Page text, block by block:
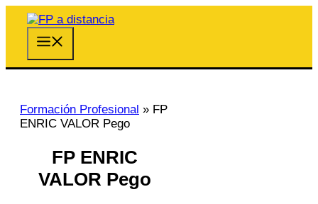
Saltar
contenido
Formación Profesional » FP
ENRIC VALOR Pego
FP ENRIC
VALOR Pego